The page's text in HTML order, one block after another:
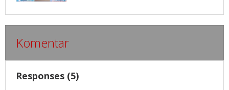
Komentar
Responses (5)